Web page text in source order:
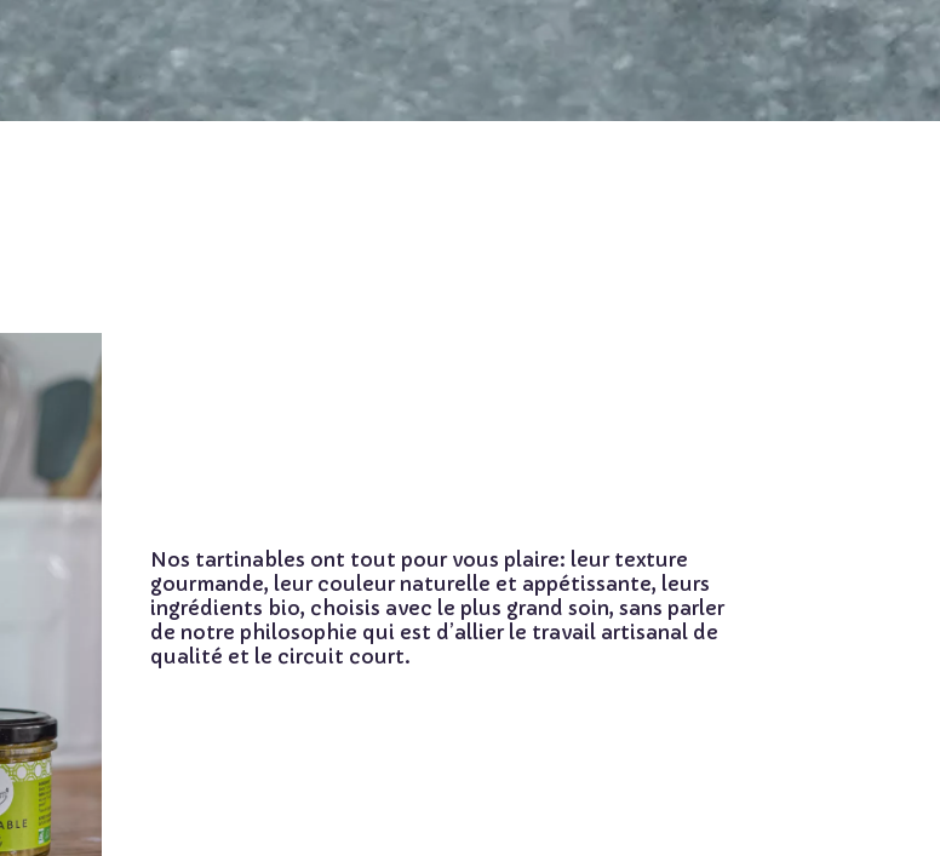
Nos tartinables ont tout pour vous plaire: leur texture
gourmande, leur couleur naturelle et appétissante, leurs
ingrédients bio, choisis avec le plus grand soin, sans parler
de notre philosophie qui est d’allier le travail artisanal de
qualité et le circuit court.